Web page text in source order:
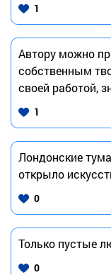
1
Автору можно
собственным
своей работой,
1
Лондонские
открыло
0
Только пустые
0